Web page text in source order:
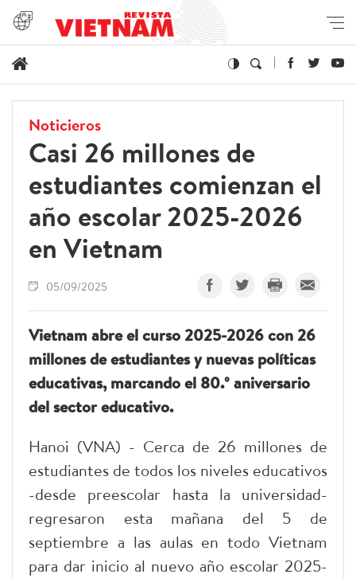
Noticieros
Casi 26 millones de
estudiantes comienzan el
año escolar 2025-2026
en Vietnam
05/09/2025
Vietnam abre el curso 2025-2026 con 26
millones de estudiantes y nuevas políticas
educativas, marcando el 80.º aniversario
del sector educativo.
Hanoi (VNA) - Cerca de 26 millones de
estudiantes de todos los niveles educativos
-desde preescolar hasta la universidad-
regresaron esta mañana del 5 de
septiembre a las aulas en todo Vietnam
para dar inicio al nuevo año escolar 2025-